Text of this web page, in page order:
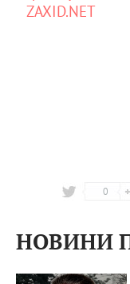
ZAXID.NET
0
НОВИНИ